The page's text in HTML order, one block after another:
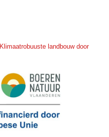
Klimaatrobuuste landbouw door